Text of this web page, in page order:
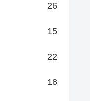
26
15
22
18